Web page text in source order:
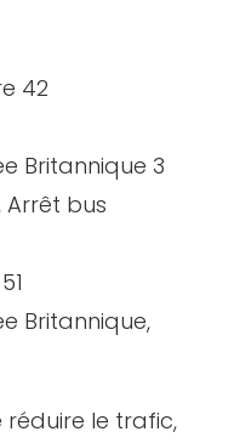
42
Britannique 3
Arrêt bus
Britannique,
le trafic,